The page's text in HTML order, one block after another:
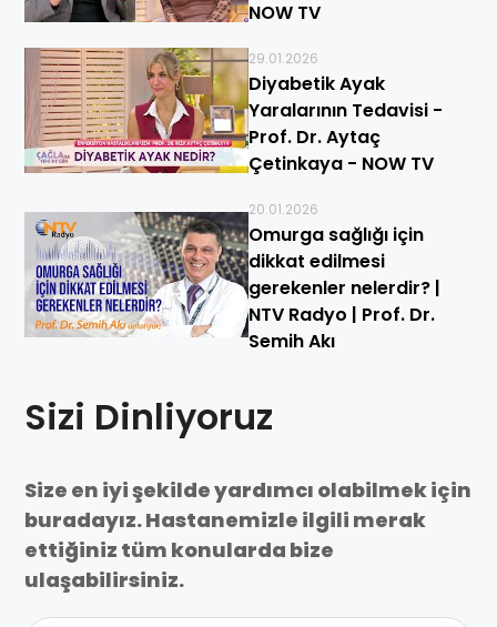
NOW TV
29.01.2026
Diyabetik Ayak
Yaralarının Tedavisi -
Prof. Dr. Aytaç
Çetinkaya - NOW TV
20.01.2026
Omurga sağlığı için
dikkat edilmesi
gerekenler nelerdir? |
NTV Radyo | Prof. Dr.
Semih Akı
Sizi Dinliyoruz
Size en iyi şekilde yardımcı olabilmek için
buradayız. Hastanemizle ilgili merak
ettiğiniz tüm konularda bize
ulaşabilirsiniz.